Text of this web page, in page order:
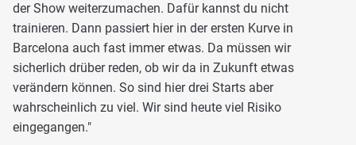
der Show weiterzumachen. Dafür kannst du nicht
trainieren. Dann passiert hier in der ersten Kurve in
Barcelona auch fast immer etwas. Da müssen wir
sicherlich drüber reden, ob wir da in Zukunft etwas
verändern können. So sind hier drei Starts aber
wahrscheinlich zu viel. Wir sind heute viel Risiko
eingegangen."